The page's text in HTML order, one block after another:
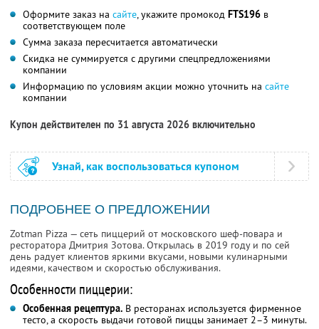
Оформите заказ на сайте, укажите промокод FTS196 в
соответствующем поле
Сумма заказа пересчитается автоматически
Скидка не суммируется с другими спецпредложениями
компании
Информацию по условиям акции можно уточнить на сайте
компании
Купон действителен по 31 августа 2026 включительно
Узнай, как воспользоваться купоном
ПОДРОБНЕЕ О ПРЕДЛОЖЕНИИ
Zotman Pizza — сеть пиццерий от московского шеф-повара и
ресторатора Дмитрия Зотова. Открылась в 2019 году и по сей
день радует клиентов яркими вкусами, новыми кулинарными
идеями, качеством и скоростью обслуживания.
Особенности пиццерии:
Особенная рецептура. В ресторанах используется фирменное
тесто, а скорость выдачи готовой пиццы занимает 2–3 минуты.